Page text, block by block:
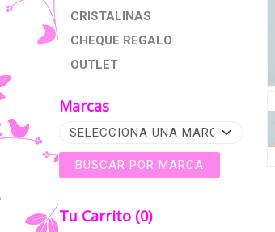
CRISTALINAS
CHEQUE REGALO
OUTLET
Marcas
Tu Carrito (0)